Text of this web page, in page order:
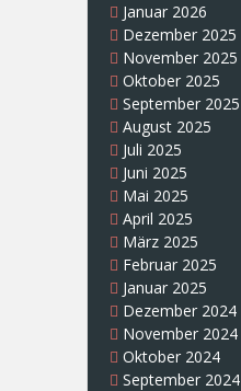
Januar 2026
Dezember 2025
November 2025
Oktober 2025
September 2025
August 2025
Juli 2025
Juni 2025
Mai 2025
April 2025
März 2025
Februar 2025
Januar 2025
Dezember 2024
November 2024
Oktober 2024
September 2024